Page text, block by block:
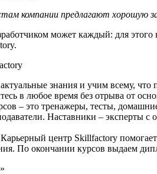
компании предлагают хорошую
может каждый: для
знания и учим всему, что
в любое время без отрыва от
– это тренажеры, тесты,
Наставники – эксперты
центр Skillfactory помогает
По окончании курсов выдаем